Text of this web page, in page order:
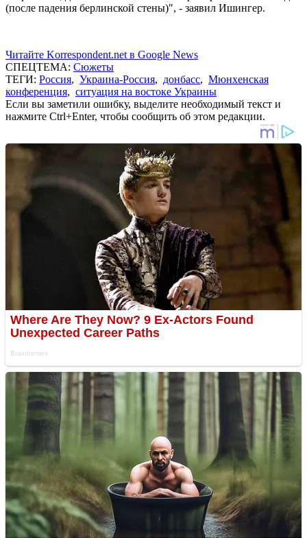
(после падения берлинской стены)", - заявил Ишингер.
Читайте Korrespondent.net в Google News
СПЕЦТЕМА: Сюжеты
ТЕГИ: Россия, Украина-Россия, донбасс, Мюнхенская
конференция, ситуация на востоке Украины
Если вы заметили ошибку, выделите необходимый текст и
нажмите Ctrl+Enter, чтобы сообщить об этом редакции.